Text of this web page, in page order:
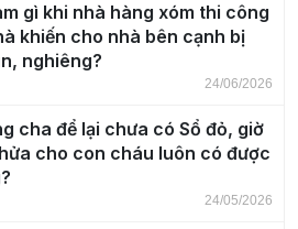
gì khi nhà hàng xóm thi công
khiến cho nhà bên cạnh bị
nghiêng?
24/06/2026
cha để lại chưa có Sổ đỏ, giờ
cho con cháu luôn có được
24/05/2026